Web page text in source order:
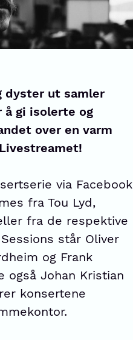
dyster ut samler
å gi isolerte og
over en varm
via Facebook
fra Tou Lyd,
fra de respektive
står Oliver
og Frank
også Johan Kristian
konsertene